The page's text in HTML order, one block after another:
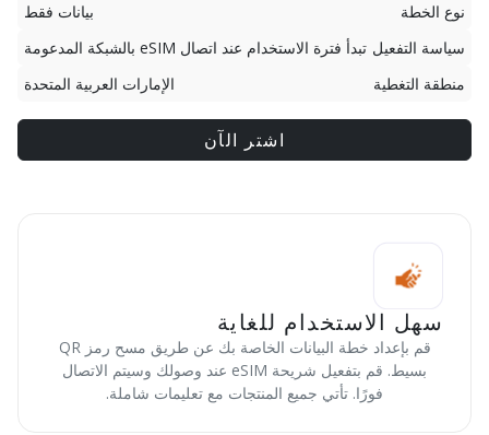
نوع الخطة
بيانات فقط
سياسة التفعيل تبدأ فترة الاستخدام عند اتصال eSIM بالشبكة المدعومة
منطقة التغطية
الإمارات العربية المتحدة
اشتر الآن
سهل الاستخدام للغاية
قم بإعداد خطة البيانات الخاصة بك عن طريق مسح رمز QR
بسيط. قم بتفعيل شريحة eSIM عند وصولك وسيتم الاتصال
فورًا. تأتي جميع المنتجات مع تعليمات شاملة.